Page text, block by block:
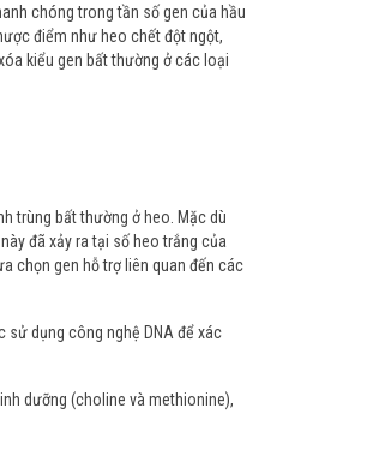
chóng trong tần số gen của hầu
điểm như heo chết đột ngột,
kiểu gen bất thường ở các loại
trùng bất thường ở heo. Mặc dù
đã xảy ra tại số heo trắng của
chọn gen hỗ trợ liên quan đến các
sử dụng công nghệ DNA để xác
dưỡng (choline và methionine),